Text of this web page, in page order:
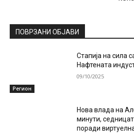
ПОВРЗАНИ ОБЈАВИ
Регион
Стапија на сила
Нафтената
09/10/2025
Нова влада на
минути,
поради